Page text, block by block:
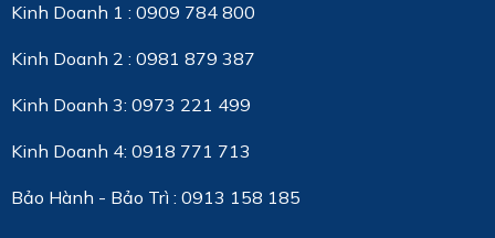
Kinh Doanh 1 : 0909 784 800
Kinh Doanh 2 : 0981 879 387
Kinh Doanh 3: 0973 221 499
Kinh Doanh 4: 0918 771 713
Bảo Hành - Bảo Trì : 0913 158 185